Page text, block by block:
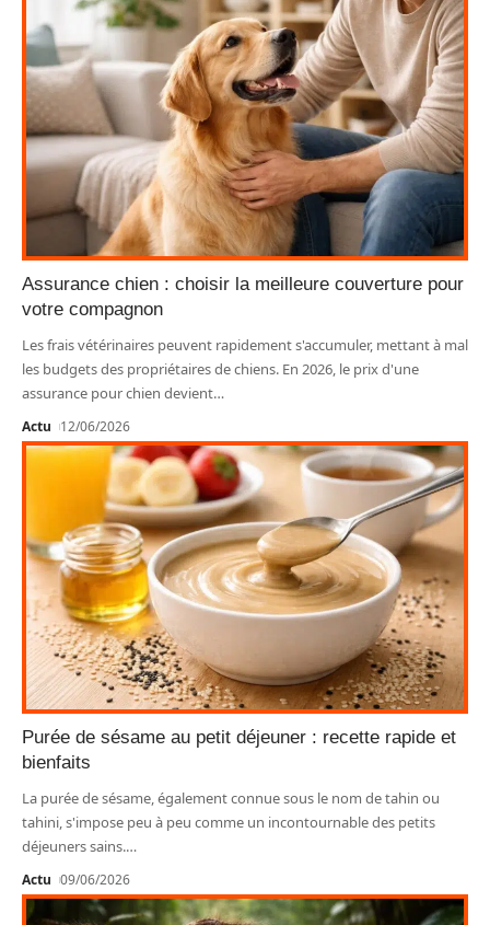
Assurance chien : choisir la meilleure couverture pour
votre compagnon
Les frais vétérinaires peuvent rapidement s'accumuler, mettant à mal
les budgets des propriétaires de chiens. En 2026, le prix d'une
assurance pour chien devient…
Actu 12/06/2026
Purée de sésame au petit déjeuner : recette rapide et
bienfaits
La purée de sésame, également connue sous le nom de tahin ou
tahini, s'impose peu à peu comme un incontournable des petits
déjeuners sains.…
Actu 09/06/2026